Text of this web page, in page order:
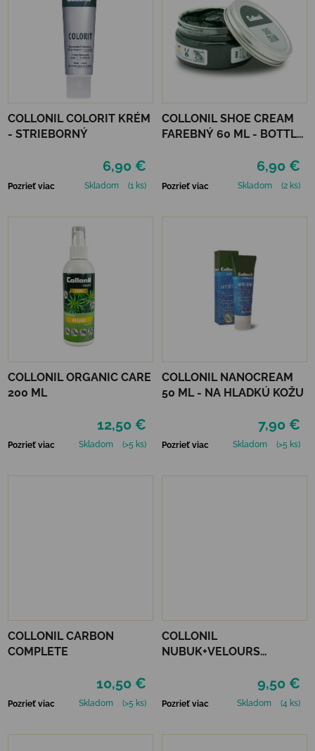
COLLONIL COLORIT KRÉM
- STRIEBORNÝ
6,90 €
Pozrieť viac Skladom (1 ks)
COLLONIL SHOE CREAM
FAREBNÝ 60 ML - BOTTLE
6,90 €
Pozrieť viac Skladom (2 ks)
COLLONIL ORGANIC CARE
200 ML
12,50 €
Pozrieť viac Skladom (>5 ks)
COLLONIL NANOCREAM
50 ML - NA HLADKÚ KOŽU
7,90 €
Pozrieť viac Skladom (>5 ks)
COLLONIL CARBON
COMPLETE
10,50 €
Pozrieť viac Skladom (>5 ks)
COLLONIL
NUBUK+VELOURS
9,50 €
Pozrieť viac Skladom (4 ks)